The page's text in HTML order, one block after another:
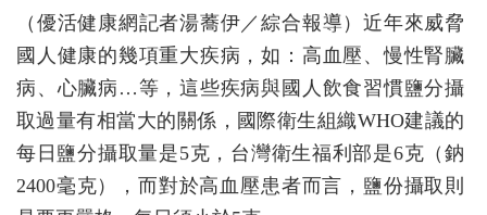
（優活健康網記者湯蕎伊／綜合報導）近年來威脅
國人健康的幾項重大疾病，如：高血壓、慢性腎臟
病、心臟病…等，這些疾病與國人飲食習慣鹽分攝
取過量有相當大的關係，國際衛生組織WHO建議的
每日鹽分攝取量是5克，台灣衛生福利部是6克（鈉
2400毫克），而對於高血壓患者而言，鹽份攝取則